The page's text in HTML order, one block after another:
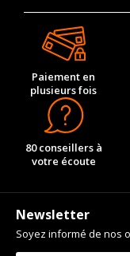
Paiement en
plusieurs fois
80 conseillers à
votre écoute
Newsletter
Soyez informé de nos